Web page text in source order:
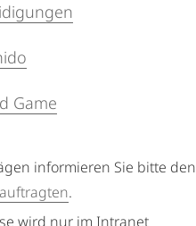
Game
informieren Sie bitte den
.
wird nur im Intranet